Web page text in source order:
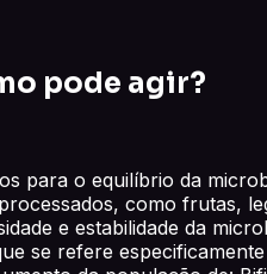
pode agir?
para o equilíbrio da
como frutas,
e estabilidade da
se refere